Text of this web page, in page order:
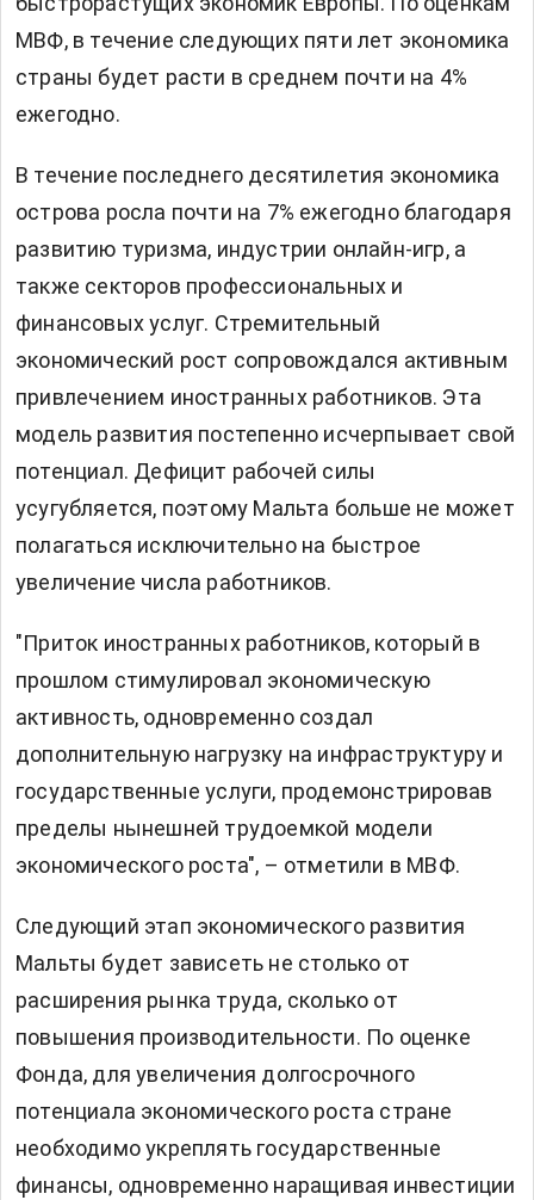
МВФ, в течение следующих пяти лет экономика
страны будет расти в среднем почти на 4%
ежегодно.
В течение последнего десятилетия экономика
острова росла почти на 7% ежегодно благодаря
развитию туризма, индустрии онлайн-игр, а
также секторов профессиональных и
финансовых услуг. Стремительный
экономический рост сопровождался активным
привлечением иностранных работников. Эта
модель развития постепенно исчерпывает свой
потенциал. Дефицит рабочей силы
усугубляется, поэтому Мальта больше не может
полагаться исключительно на быстрое
увеличение числа работников.
"Приток иностранных работников, который в
прошлом стимулировал экономическую
активность, одновременно создал
дополнительную нагрузку на инфраструктуру и
государственные услуги, продемонстрировав
пределы нынешней трудоемкой модели
экономического роста", – отметили в МВФ.
Следующий этап экономического развития
Мальты будет зависеть не столько от
расширения рынка труда, сколько от
повышения производительности. По оценке
Фонда, для увеличения долгосрочного
потенциала экономического роста стране
необходимо укреплять государственные
финансы, одновременно наращивая инвестиции